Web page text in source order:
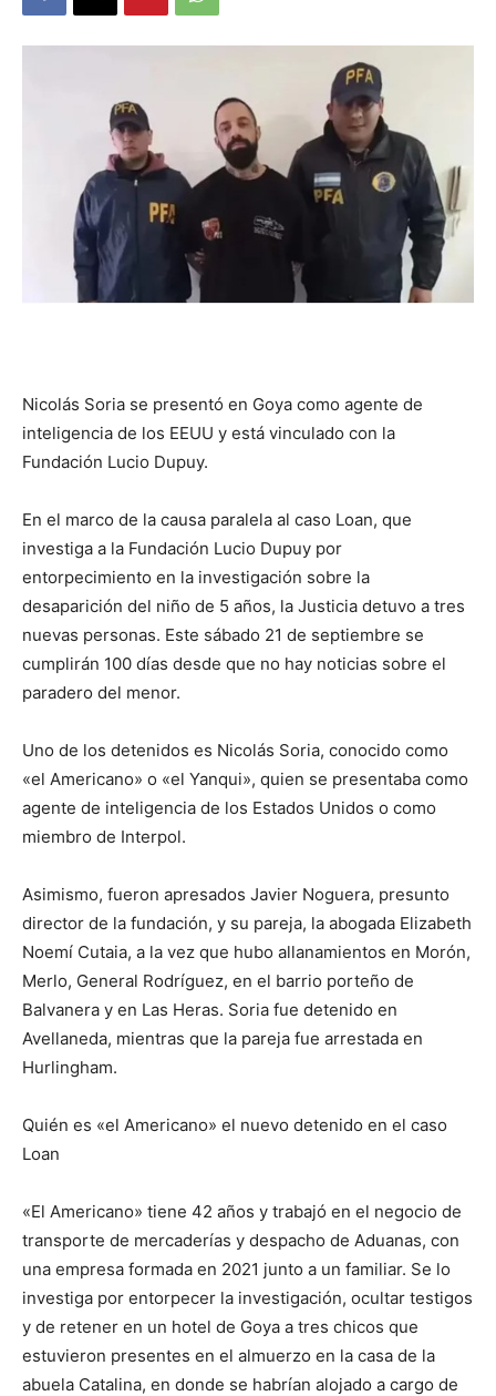
::
Verdad
es
que
ve…
Nicolás Soria se presentó en Goya como agente de
inteligencia de los EEUU y está vinculado con la
Fundación Lucio Dupuy.
En el marco de la causa paralela al caso Loan, que
investiga a la Fundación Lucio Dupuy por
entorpecimiento en la investigación sobre la
desaparición del niño de 5 años, la Justicia detuvo a tres
nuevas personas. Este sábado 21 de septiembre se
cumplirán 100 días desde que no hay noticias sobre el
paradero del menor.
Uno de los detenidos es Nicolás Soria, conocido como
«el Americano» o «el Yanqui», quien se presentaba como
agente de inteligencia de los Estados Unidos o como
miembro de Interpol.
Asimismo, fueron apresados Javier Noguera, presunto
director de la fundación, y su pareja, la abogada Elizabeth
Noemí Cutaia, a la vez que hubo allanamientos en Morón,
Merlo, General Rodríguez, en el barrio porteño de
Balvanera y en Las Heras. Soria fue detenido en
Avellaneda, mientras que la pareja fue arrestada en
Hurlingham.
Quién es «el Americano» el nuevo detenido en el caso
Loan
«El Americano» tiene 42 años y trabajó en el negocio de
transporte de mercaderías y despacho de Aduanas, con
una empresa formada en 2021 junto a un familiar. Se lo
investiga por entorpecer la investigación, ocultar testigos
y de retener en un hotel de Goya a tres chicos que
estuvieron presentes en el almuerzo en la casa de la
abuela Catalina, en donde se habrían alojado a cargo de